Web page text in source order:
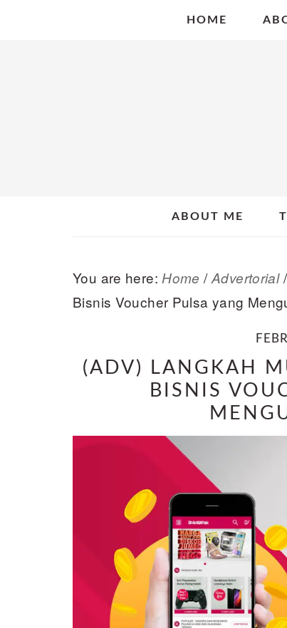
HOME
ABOUT ME
You are here: Home / Advertorial /
Bisnis Voucher Pulsa yang
(ADV) LANGKAH
BISNIS